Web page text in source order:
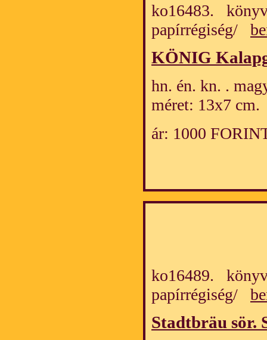
ko16483.
papírrégiség/
KÖNIG
hn. én. kn. .
méret: 13x7 cm.
ár: 1000
ko16489.
papírrégiség/
Stadtbräu sör.